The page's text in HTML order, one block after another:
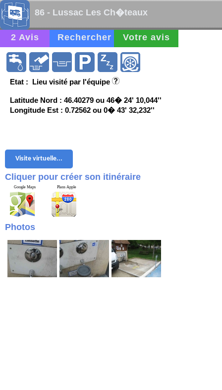
86 - Lussac Les Ch�teaux
2 Avis Rechercher Votre avis
Etat : Lieu visité par l'équipe
Latitude Nord : 46.40279 ou 46� 24' 10,044''
Longitude Est : 0.72562 ou 0� 43' 32,232''
Visite virtuelle...
Cliquer pour créer son itinéraire
Google Maps Plans Apple
Photos